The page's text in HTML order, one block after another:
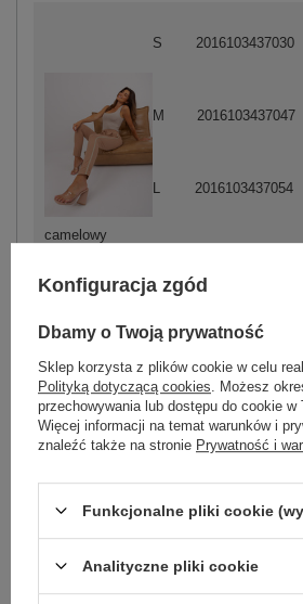
camelowy
S 2016103437030
M 2016103437047
L 2016103437054
S 2016103438556
Zobacz wszystkie kolory
Konfiguracja zgód
Dbamy o Twoją prywatność
Sklep korzysta z plików cookie w celu
Polityką dotyczącą cookies . Możesz
przechowywania lub dostępu do cookie w
Więcej informacji na temat warunków i
znaleźć także na stronie Prywatność i
Funkcjonalne pliki cookie
Analityczne pliki cookie